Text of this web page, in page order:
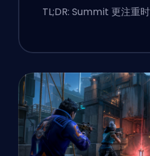
TL;DR: Summit 更注重